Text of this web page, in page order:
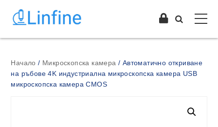
Начало / Микроскопска камера / Автоматично откриване
на ръбове 4K индустриална микроскопска камера USB
микроскопска камера CMOS